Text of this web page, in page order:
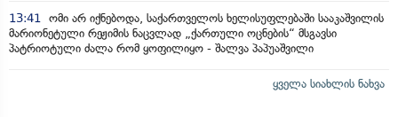
13:41
ომი არ იქნებოდა, საქართველოს ხელისუფლებაში სააკაშვილის
მარიონეტული რეჟიმის ნაცვლად „ქართული ოცნების“ მსგავსი
პატრიოტული ძალა რომ ყოფილიყო - შალვა პაპუაშვილი
ყველა სიახლის ნახვა